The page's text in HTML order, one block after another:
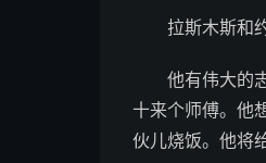
拉斯木斯和约
他有伟大的志
十来个师傅。他
伙儿烧饭。他将